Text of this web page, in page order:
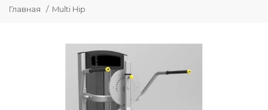
Главная Multi Hip